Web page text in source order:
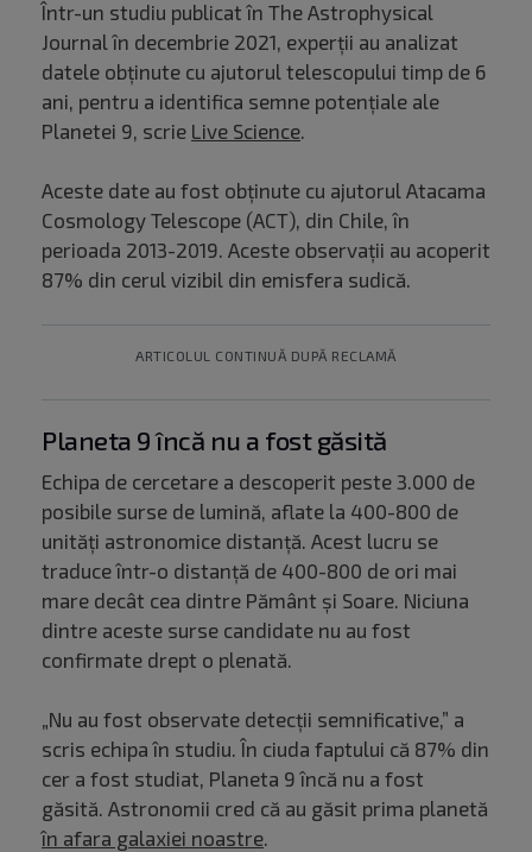
Într-un studiu publicat în The Astrophysical
Journal în decembrie 2021, experții au analizat
datele obținute cu ajutorul telescopului timp de 6
ani, pentru a identifica semne potențiale ale
Planetei 9, scrie Live Science.
Aceste date au fost obținute cu ajutorul Atacama
Cosmology Telescope (ACT), din Chile, în
perioada 2013-2019. Aceste observații au acoperit
87% din cerul vizibil din emisfera sudică.
ARTICOLUL CONTINUĂ DUPĂ RECLAMĂ
Planeta 9 încă nu a fost găsită
Echipa de cercetare a descoperit peste 3.000 de
posibile surse de lumină, aflate la 400-800 de
unități astronomice distanță. Acest lucru se
traduce într-o distanță de 400-800 de ori mai
mare decât cea dintre Pământ și Soare. Niciuna
dintre aceste surse candidate nu au fost
confirmate drept o plenată.
„Nu au fost observate detecții semnificative,” a
scris echipa în studiu. În ciuda faptului că 87% din
cer a fost studiat, Planeta 9 încă nu a fost
găsită. Astronomii cred că au găsit prima planetă
în afara galaxiei noastre.